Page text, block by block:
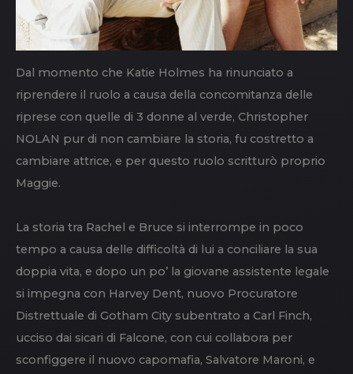
Dal momento che Katie Holmes ha rinunciato a
riprendere il ruolo a causa della concomitanza delle
riprese con quelle di 3 donne al verde, Christopher
NOLAN pur di non cambiare la storia, fu costretto a
cambiare attrice, e per questo ruolo scritturò proprio
Maggie.
La storia tra Rachel e Bruce si interrompe in poco
tempo a causa delle difficoltà di lui a conciliare la sua
doppia vita, e dopo un po’ la giovane assistente legale
si impegna con Harvey Dent, nuovo Procuratore
Distrettuale di Gotham City subentrato a Carl Finch,
ucciso dai sicari di Falcone, con cui collabora per
sconfiggere il nuovo capomafia, Salvatore Maroni, e